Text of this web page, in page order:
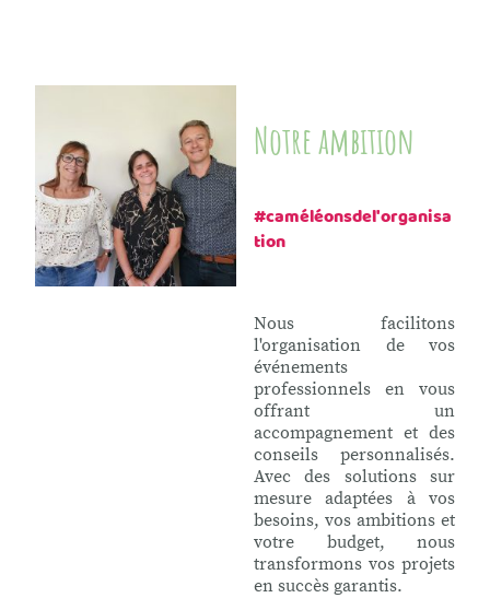
Notre ambition
#caméléonsdel'organisa
tion
Nous facilitons
l'organisation de vos
événements
professionnels en vous
offrant un
accompagnement et des
conseils personnalisés.
Avec des solutions sur
mesure adaptées à vos
besoins, vos ambitions et
votre budget, nous
transformons vos projets
en succès garantis.